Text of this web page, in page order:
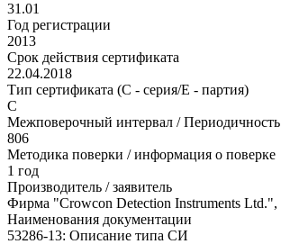
31.01
Год регистрации
2013
Срок действия сертификата
22.04.2018
Тип сертификата (C - серия/E - партия)
C
Межповерочный интервал /
806
Методика поверки / информация о поверке
1 год
Производитель / заявитель
Фирма "Crowcon Detection Instruments Ltd.",
Наименования документации
53286-13: Описание типа СИ